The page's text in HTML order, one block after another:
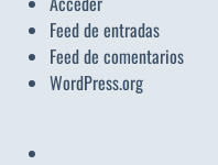
Feed de entradas
Feed de comentarios
WordPress.org